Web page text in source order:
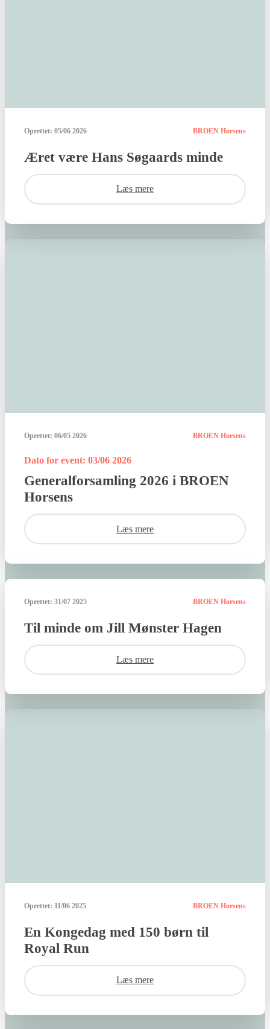
BROEN Horsens
Oprettet: 05/06 2026
Æret være Hans Søgaards minde
Læs mere
BROEN Horsens
Oprettet: 06/05 2026
Dato for event: 03/06 2026
Generalforsamling 2026 i BROEN
Horsens
Læs mere
BROEN Horsens
Oprettet: 31/07 2025
Til minde om Jill Mønster Hagen
Læs mere
BROEN Horsens
Oprettet: 11/06 2025
En Kongedag med 150 børn til
Royal Run
Læs mere